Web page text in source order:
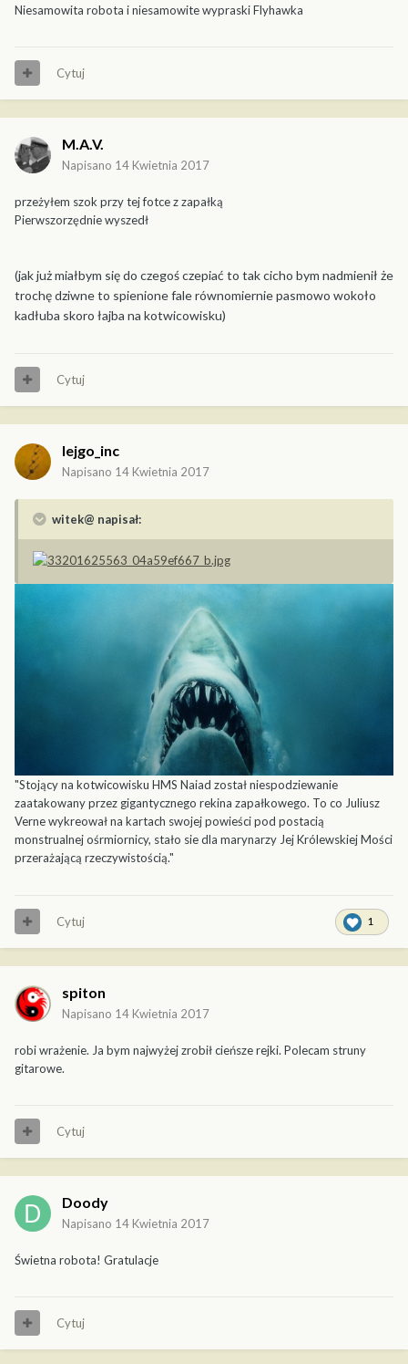
Niesamowita robota i niesamowite wypraski Flyhawka
Cytuj
M.A.V.
Napisano 14 Kwietnia 2017
przeżyłem szok przy tej fotce z zapałką
Pierwszorzędnie wyszedł
(jak już miałbym się do czegoś czepiać to tak cicho bym nadmienił że
trochę dziwne to spienione fale równomiernie pasmowo wokoło
kadłuba skoro łajba na kotwicowisku)
Cytuj
lejgo_inc
Napisano 14 Kwietnia 2017
witek@ napisał:
"Stojący na kotwicowisku HMS Naiad został niespodziewanie
zaatakowany przez gigantycznego rekina zapałkowego. To co Juliusz
Verne wykreował na kartach swojej powieści pod postacią
monstrualnej ośrmiornicy, stało sie dla marynarzy Jej Królewskiej Mości
przerażającą rzeczywistością."
1
Cytuj
spiton
Napisano 14 Kwietnia 2017
robi wrażenie. Ja bym najwyżej zrobił cieńsze rejki. Polecam struny
gitarowe.
Cytuj
Doody
Napisano 14 Kwietnia 2017
Świetna robota! Gratulacje
Cytuj